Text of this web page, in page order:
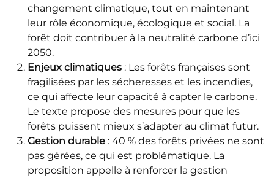
changement climatique, tout en maintenant
leur rôle économique, écologique et social. La
forêt doit contribuer à la neutralité carbone d’ici
2050.
Enjeux climatiques : Les forêts françaises sont
fragilisées par les sécheresses et les incendies,
ce qui affecte leur capacité à capter le carbone.
Le texte propose des mesures pour que les
forêts puissent mieux s’adapter au climat futur.
Gestion durable : 40 % des forêts privées ne sont
pas gérées, ce qui est problématique. La
proposition appelle à renforcer la gestion